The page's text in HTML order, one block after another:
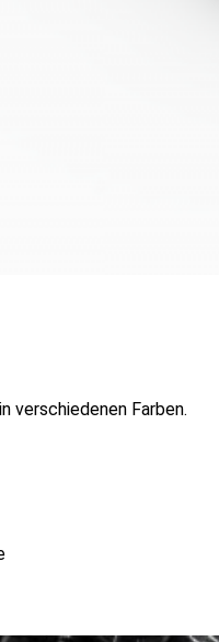
verschiedenen Farben.